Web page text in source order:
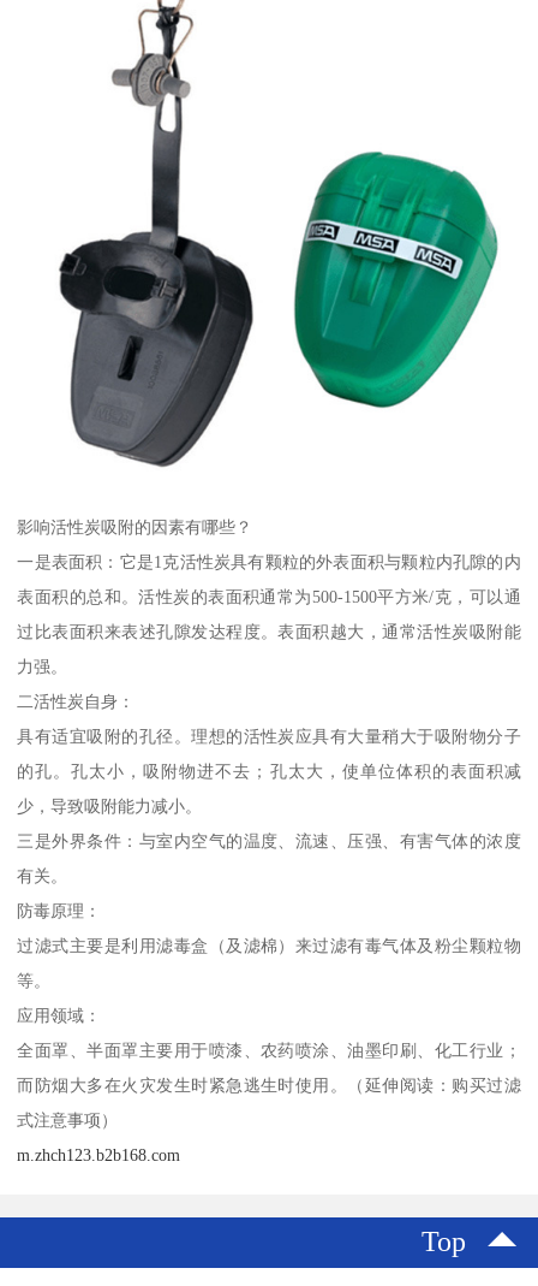
影响活性炭吸附的因素有哪些？
一是表面积：它是1克活性炭具有颗粒的外表面积与颗粒内孔隙的内
表面积的总和。活性炭的表面积通常为500-1500平方米/克，可以通
过比表面积来表述孔隙发达程度。表面积越大，通常活性炭吸附能
力强。
二活性炭自身：
具有适宜吸附的孔径。理想的活性炭应具有大量稍大于吸附物分子
的孔。孔太小，吸附物进不去；孔太大，使单位体积的表面积减
少，导致吸附能力减小。
三是外界条件：与室内空气的温度、流速、压强、有害气体的浓度
有关。
防毒原理：
过滤式主要是利用滤毒盒（及滤棉）来过滤有毒气体及粉尘颗粒物
等。
应用领域：
全面罩、半面罩主要用于喷漆、农药喷涂、油墨印刷、化工行业；
而防烟大多在火灾发生时紧急逃生时使用。（延伸阅读：购买过滤
式注意事项）
m.zhch123.b2b168.com
Top